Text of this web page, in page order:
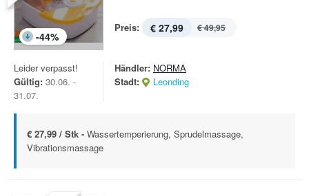
-44%
Preis: € 27,99 € 49,95
Leider verpasst!
Gültig: 30.06. -
31.07.
Händler: NORMA
Stadt:
Leonding
€ 27,99 / Stk - Wassertemperierung, Sprudelmassage,
Vibrationsmassage